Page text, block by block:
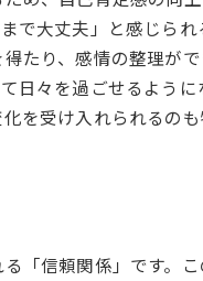
じる達成感とは
自己成長の在り方
ングのやりがい
の姿に迫る
ンセリングの力
を取り戻す方法
で大丈夫」と感じられ
たり、感情の整理が
々を過ごせるように
を受け入れられるの
「信頼関係」です。